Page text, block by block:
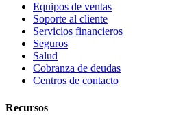
Equipos de ventas
Soporte al cliente
Servicios financieros
Seguros
Salud
Cobranza de deudas
Centros de contacto
Recursos